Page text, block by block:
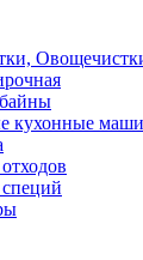
кухонные